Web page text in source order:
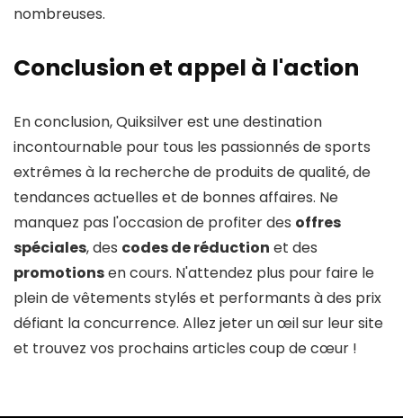
nombreuses.
Conclusion et appel à l'action
En conclusion, Quiksilver est une destination
incontournable pour tous les passionnés de sports
extrêmes à la recherche de produits de qualité, de
tendances actuelles et de bonnes affaires. Ne
manquez pas l'occasion de profiter des offres
spéciales, des codes de réduction et des
promotionsen cours. N'attendez plus pour faire le
plein de vêtements stylés et performants à des prix
défiant la concurrence. Allez jeter un œil sur leur site
et trouvez vos prochains articles coup de cœur !